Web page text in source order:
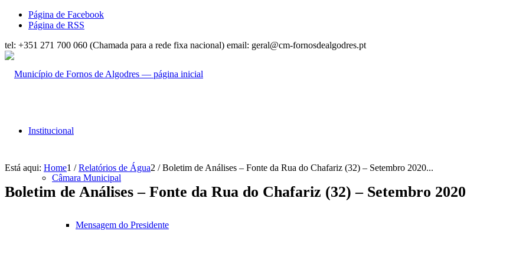
Página de Facebook
Página de RSS
tel: +351 271 700 060 (Chamada para a rede fixa nacional) email: geral@cm-fornosdealgodres.pt
Institucional
Câmara Municipal
Mensagem do Presidente
Está aqui: Home1 / Relatórios de Água2 / Boletim de Análises – Fonte da Rua do Chafariz (32) – Setembro 2020...
Boletim de Análises – Fonte da Rua do Chafariz (32) – Setembro 2020